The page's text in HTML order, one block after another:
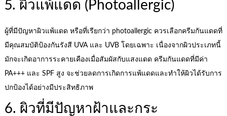
5. ผิวแพ้แดด (Photoallergic)
ผู้ที่มีปัญหาผิวแพ้แดด หรือที่เรียกว่า photoallergic ควรเลือกครีมกันแดดที่
มีคุณสมบัติป้องกันรังสี UVA และ UVB โดยเฉพาะ เนื่องจากผิวประเภทนี้
มักจะเกิดอาการระคายเคืองเมื่อสัมผัสกับแสงแดด ครีมกันแดดที่มีค่า
PA+++ และ SPF สูง จะช่วยลดการเกิดการแพ้แดดและทำให้ผิวได้รับการ
ปกป้องได้อย่างมีประสิทธิภาพ
6. ผิวที่มีปัญหาฝ้าและกระ